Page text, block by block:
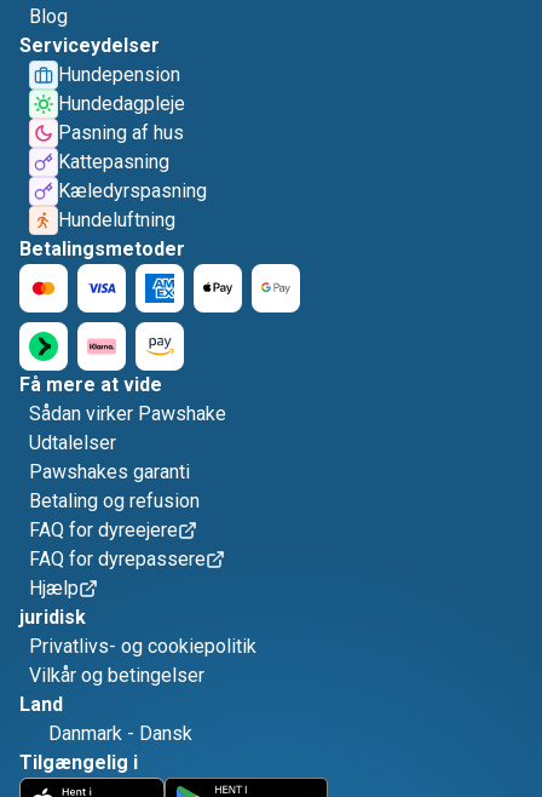
Blog
Serviceydelser
Hundepension
Hundedagpleje
Pasning af hus
Kattepasning
Kæledyrspasning
Hundeluftning
Betalingsmetoder
Få mere at vide
Sådan virker Pawshake
Udtalelser
Pawshakes garanti
Betaling og refusion
FAQ for dyreejere
FAQ for dyrepassere
Hjælp
juridisk
Privatlivs- og cookiepolitik
Vilkår og betingelser
Land
Danmark - Dansk
Tilgængelig i